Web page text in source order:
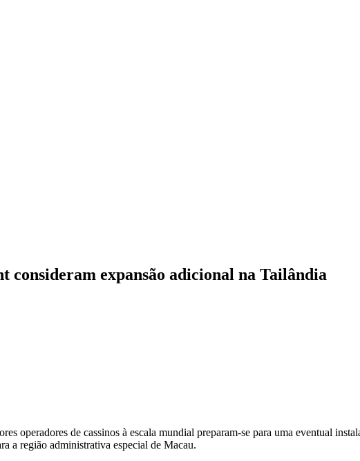
expansão adicional na Tailândia
operadores de cassinos à escala mundial preparam-se para uma eventual
a região administrativa especial de Macau.